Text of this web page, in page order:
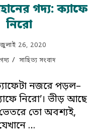
গদ্য: ক্যাফে
নিরো
জুলাই 26, 2020
/ সাহিত্য সংবাদ
নজরে পড়ল–
নিরো’। ভীড় আছে
তো অবশ্যই,
…